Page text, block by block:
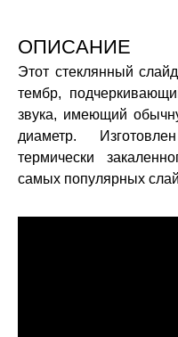
ОПИСАНИЕ
Этот стеклянный
тембр,
звука, имеющий
диаметр.
термически
самых популярных